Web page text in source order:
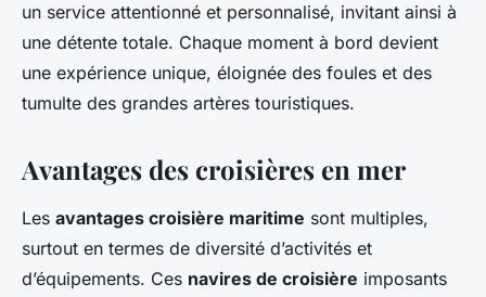
un service attentionné et personnalisé, invitant ainsi à
une détente totale. Chaque moment à bord devient
une expérience unique, éloignée des foules et des
tumulte des grandes artères touristiques.
Avantages des croisières en mer
Les avantages croisière maritime sont multiples,
surtout en termes de diversité d’activités et
d’équipements. Ces navires de croisière imposants